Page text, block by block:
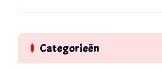
Categorieën